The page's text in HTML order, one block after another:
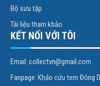
Bộ sưu tập
Tài liệu tham khảo
KẾT NỐI VỚI TÔI
Email: collectvn@gmail.com
Fanpage: Khảo cứu tem Đông